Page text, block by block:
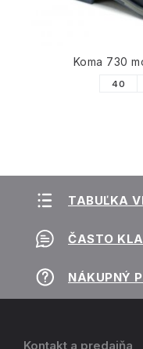
Koma 730
40
TABUĽKA
ČASTO
NÁKUPNÝ
Kontakt a predajňa